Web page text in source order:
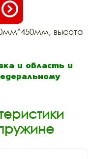
высота
и область и